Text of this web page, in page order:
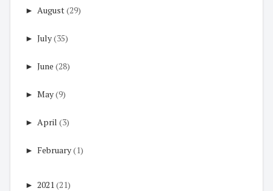
► August(29)
► July(35)
► June (28)
► May(9)
► April (3)
► February(1)
► 2021 (21)